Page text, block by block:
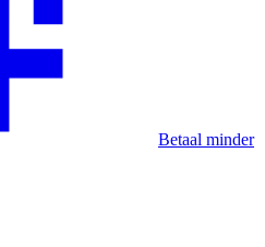
Betaal minder